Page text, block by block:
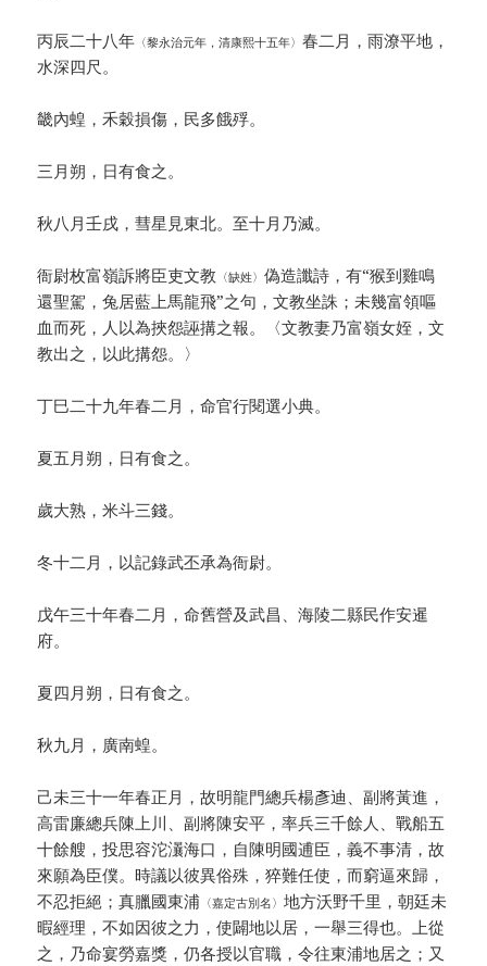
丙辰二十八年 〈黎永治元年，清康熙十五年〉春二月，雨潦平地，
水深四尺。
畿內蝗，禾穀損傷，民多餓殍。
三月朔，日有食之。
秋八月壬戌，彗星見東北。至十月乃滅。
衙尉枚富嶺訴將臣吏文教 〈缺姓〉偽造讖詩，有“猴到雞鳴
還聖駕，兔居藍上馬龍飛”之句，文教坐誅；未幾富領嘔
血而死，人以為挾怨誣搆之報。〈文教妻乃富嶺女姪，文
教出之，以此搆怨。〉
丁巳二十九年春二月，命官行閱選小典。
夏五月朔，日有食之。
歲大熟，米斗三錢。
冬十二月，以記錄武丕承為衙尉。
戊午三十年春二月，命舊營及武昌、海陵二縣民作安暹
府。
夏四月朔，日有食之。
秋九月，廣南蝗。
己未三十一年春正月，故明龍門總兵楊彥迪、副將黃進，
高雷廉總兵陳上川、副將陳安平，率兵三千餘人、戰船五
十餘艘，投思容沱㶞海口，自陳明國逋臣，義不事清，故
來願為臣僕。時議以彼異俗殊，猝難任使，而窮逼來歸，
不忍拒絕；真臘國東浦 〈嘉定古別名〉地方沃野千里，朝廷未
暇經理，不如因彼之力，使闢地以居，一舉三得也。上從
之，乃命宴勞嘉獎，仍各授以官職，令往東浦地居之；又